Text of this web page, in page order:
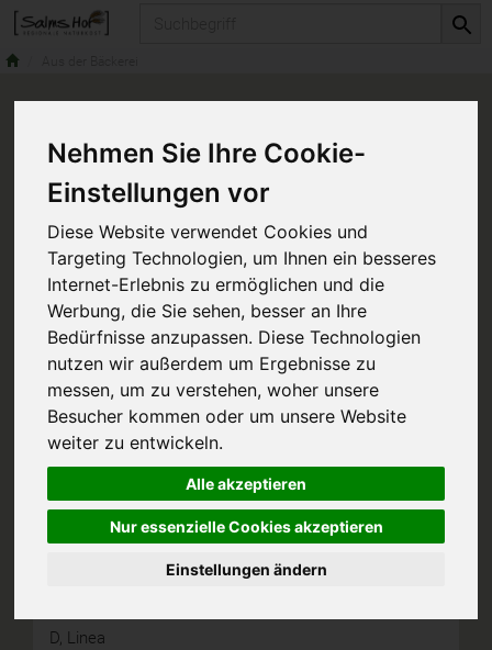
Nehmen Sie Ihre Cookie-
Einstellungen vor
Diese Website verwendet Cookies und
Targeting Technologien, um Ihnen ein besseres
Internet-Erlebnis zu ermöglichen und die
Werbung, die Sie sehen, besser an Ihre
Bedürfnisse anzupassen. Diese Technologien
nutzen wir außerdem um Ergebnisse zu
messen, um zu verstehen, woher unsere
Besucher kommen oder um unsere Website
weiter zu entwickeln.
Alle akzeptieren
Nur essenzielle Cookies akzeptieren
Einstellungen ändern
D, Linea